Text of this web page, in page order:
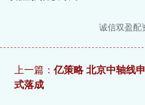
诚信双盈配
上一篇： 亿策略 北京中轴线
式落成